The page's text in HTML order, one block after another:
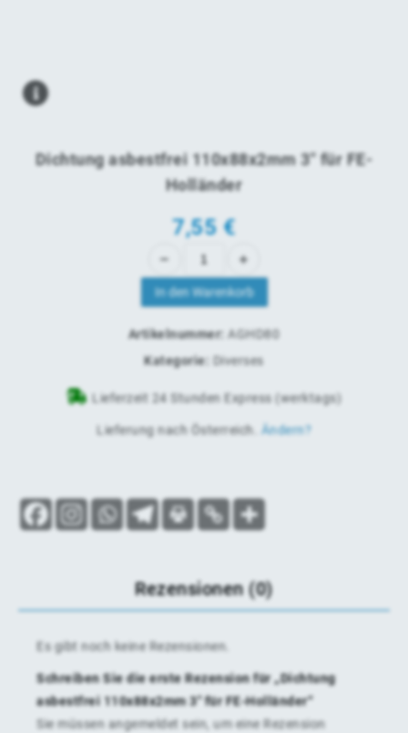
Dichtung asbestfrei 110x88x2mm 3" für FE-
Holländer
7,55€
In den Warenkorb
Artikelnummer: AGHD80
Kategorie:
Diverses
Lieferzeit 24 Stunden Express (werktags)
Lieferung nach Österreich Ändern?
Rezensionen (0)
Es gibt noch keine Rezensionen.
Schreiben Sie die erste Rezension für „Dichtung
asbestfrei 110x88x2mm 3″ für FE-Holländer“
Sie müssen angemeldet sein, um eine Rezension